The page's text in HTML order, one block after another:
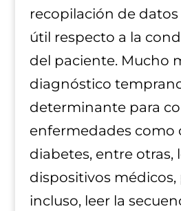
recopilación de
útil respecto a la
del paciente. Mucho
diagnóstico
determinante para
enfermedades como
diabetes, entre otras,
dispositivos médicos,
incluso, leer la